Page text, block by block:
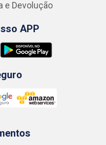
e Devolução
APP